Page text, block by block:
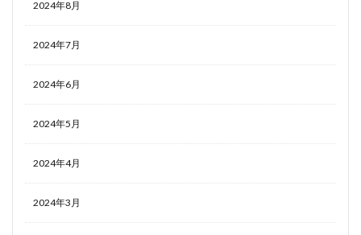
2024年8月
2024年7月
2024年6月
2024年5月
2024年4月
2024年3月